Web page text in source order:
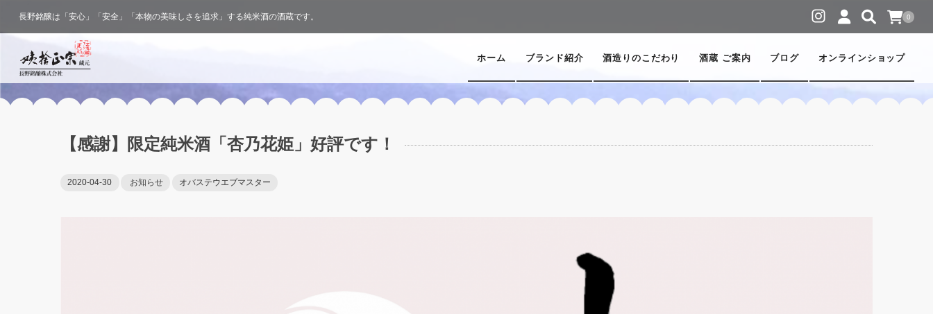
0
ホーム ブランド紹介 酒造りのこだわり 酒蔵 ご案内 ブログ オンラインショップ
長野銘醸は「安心」「安全」「本物の美味しさを追求」する純米酒の酒蔵です。
【感謝】限定純米酒「杏乃花姫」好評です！
2020-04-30 お知らせ オバステウエブマスター